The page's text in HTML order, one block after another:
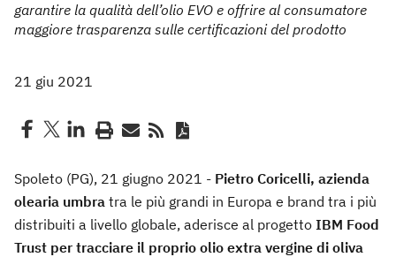
garantire la qualità dell’olio EVO e offrire al consumatore
maggiore trasparenza sulle certificazioni del prodotto
21 giu 2021
Spoleto (PG), 21 giugno 2021 - Pietro Coricelli, azienda
olearia umbra tra le più grandi in Europa e brand tra i più
distribuiti a livello globale, aderisce al progetto IBM Food
Trust per tracciare il proprio olio extra vergine di oliva